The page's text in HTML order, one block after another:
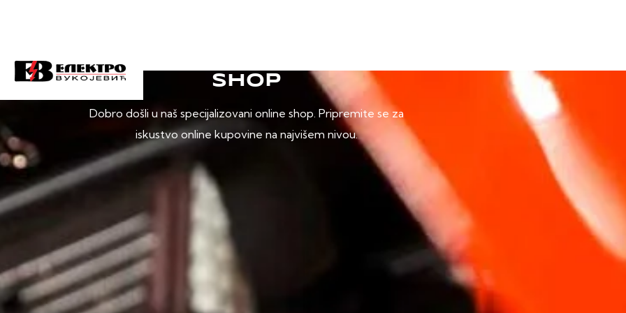
SHOP
Dobro došli u naš specijalizovani online shop. Pripremite se za
iskustvo online kupovine na najvišem nivou.